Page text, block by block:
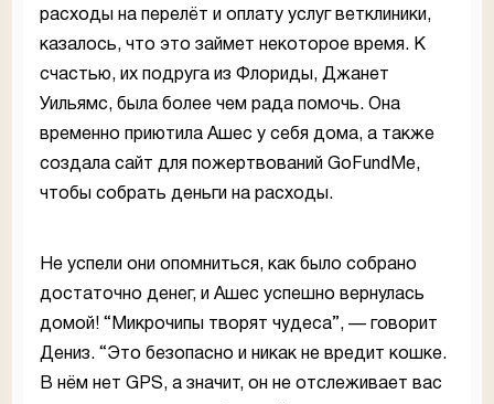
расходы на перелёт и оплату услуг ветклиники,
казалось, что это займет некоторое время. К
счастью, их подруга из Флориды, Джанет
Уильямс, была более чем рада помочь. Она
временно приютила Ашес у себя дома, а также
создала сайт для пожертвований GoFundMe,
чтобы собрать деньги на расходы.
Не успели они опомниться, как было собрано
достаточно денег, и Ашес успешно вернулась
домой! “Микрочипы творят чудеса”, — говорит
Дениз. “Это безопасно и никак не вредит кошке.
В нём нет GPS, а значит, он не отслеживает вас